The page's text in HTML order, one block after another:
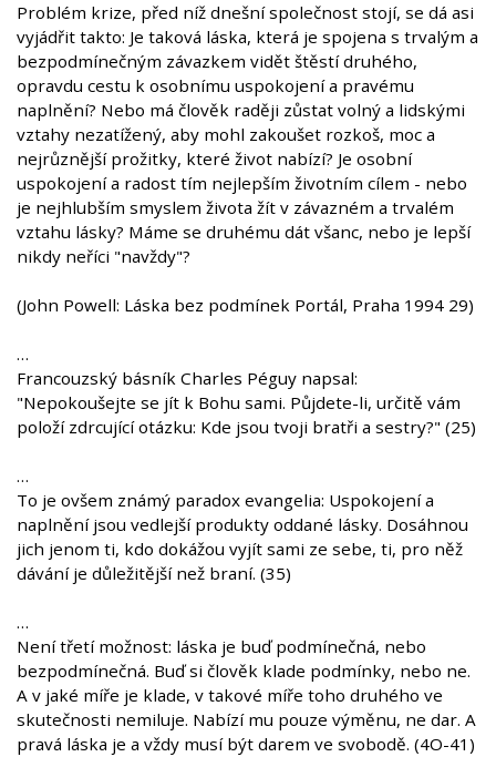
Problém krize, před níž dnešní společnost stojí, se dá asi
vyjádřit takto: Je taková láska, která je spojena s trvalým a
bezpodmínečným závazkem vidět štěstí druhého,
opravdu cestu k osobnímu uspokojení a pravému
naplnění? Nebo má člověk raději zůstat volný a lidskými
vztahy nezatížený, aby mohl zakoušet rozkoš, moc a
nejrůznější prožitky, které život nabízí? Je osobní
uspokojení a radost tím nejlepším životním cílem - nebo
je nejhlubším smyslem života žít v závazném a trvalém
vztahu lásky? Máme se druhému dát všanc, nebo je lepší
nikdy neříci "navždy"?
(John Powell: Láska bez podmínek Portál, Praha 1994 29)
…
Francouzský básník Charles Péguy napsal:
"Nepokoušejte se jít k Bohu sami. Půjdete-li, určitě vám
položí zdrcující otázku: Kde jsou tvoji bratři a sestry?" (25)
…
To je ovšem známý paradox evangelia: Uspokojení a
naplnění jsou vedlejší produkty oddané lásky. Dosáhnou
jich jenom ti, kdo dokážou vyjít sami ze sebe, ti, pro něž
dávání je důležitější než braní. (35)
…
Není třetí možnost: láska je buď podmínečná, nebo
bezpodmínečná. Buď si člověk klade podmínky, nebo ne.
A v jaké míře je klade, v takové míře toho druhého ve
skutečnosti nemiluje. Nabízí mu pouze výměnu, ne dar. A
pravá láska je a vždy musí být darem ve svobodě. (4O-41)